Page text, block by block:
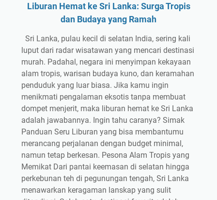
Liburan Hemat ke Sri Lanka: Surga Tropis
dan Budaya yang Ramah
Sri Lanka, pulau kecil di selatan India, sering kali
luput dari radar wisatawan yang mencari destinasi
murah. Padahal, negara ini menyimpan kekayaan
alam tropis, warisan budaya kuno, dan keramahan
penduduk yang luar biasa. Jika kamu ingin
menikmati pengalaman eksotis tanpa membuat
dompet menjerit, maka liburan hemat ke Sri Lanka
adalah jawabannya. Ingin tahu caranya? Simak
Panduan Seru Liburan yang bisa membantumu
merancang perjalanan dengan budget minimal,
namun tetap berkesan. Pesona Alam Tropis yang
Memikat Dari pantai keemasan di selatan hingga
perkebunan teh di pegunungan tengah, Sri Lanka
menawarkan keragaman lanskap yang sulit